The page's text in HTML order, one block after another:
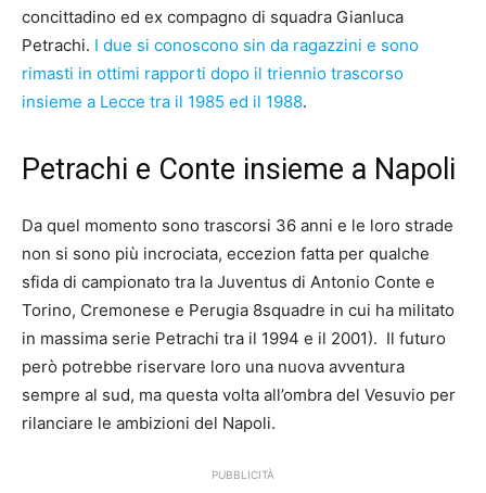
concittadino ed ex compagno di squadra Gianluca
Petrachi. I due si conoscono sin da ragazzini e sono
rimasti in ottimi rapporti dopo il triennio trascorso
insieme a Lecce tra il 1985 ed il 1988.
Petrachi e Conte insieme a Napoli
Da quel momento sono trascorsi 36 anni e le loro strade
non si sono più incrociata, eccezion fatta per qualche
sfida di campionato tra la Juventus di Antonio Conte e
Torino, Cremonese e Perugia 8squadre in cui ha militato
in massima serie Petrachi tra il 1994 e il 2001). Il futuro
però potrebbe riservare loro una nuova avventura
sempre al sud, ma questa volta all’ombra del Vesuvio per
rilanciare le ambizioni del Napoli.
PUBBLICITÀ